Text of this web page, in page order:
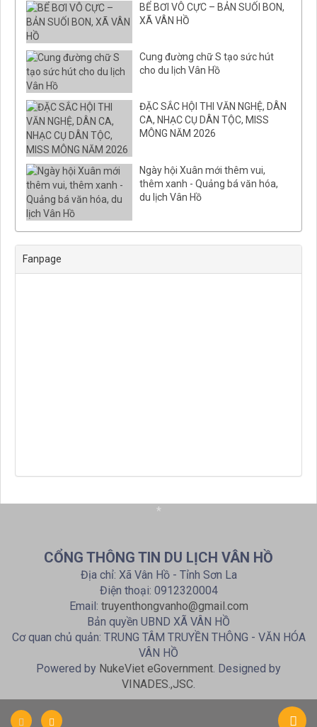
BỂ BƠI VÔ CỰC – BẢN SUỐI BON,
XÃ VÂN HỒ
Cung đường chữ S tạo sức hút
cho du lịch Vân Hồ
ĐẶC SẮC HỘI THI VĂN NGHỆ, DÂN
CA, NHẠC CỤ DÂN TỘC, MISS
MÔNG NĂM 2026
Ngày hội Xuân mới thêm vui,
thêm xanh - Quảng bá văn hóa,
du lịch Vân Hồ
Fanpage
*
CỔNG THÔNG TIN DU LỊCH VÂN HỒ
Địa chỉ: Xã Vân Hồ - Tỉnh Sơn La
Điện thoại: 0912320004
Email: truyenthongvanho@gmail.com
Bản quyền UBND XÃ VÂN HỒ
Cơ quan chủ quản: TRUNG TÂM TRUYỀN THÔNG - VĂN HÓA
VÂN HỒ
Powered by NukeViet eGovernment. Designed by
VINADES.,JSC.